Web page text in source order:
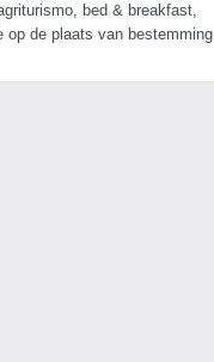
bed & breakfast,
op de plaats van bestemming